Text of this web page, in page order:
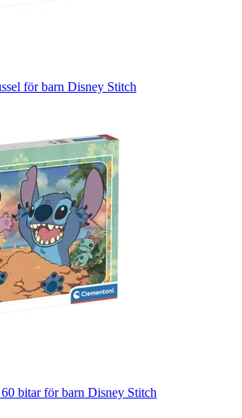
för barn Disney Stitch
60 bitar för barn Disney Stitch